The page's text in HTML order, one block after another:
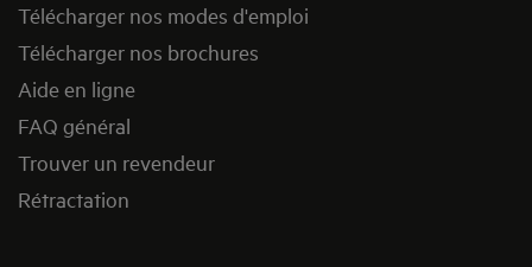
Télécharger nos modes d'emploi
Télécharger nos brochures
Aide en ligne
FAQ général
Trouver un revendeur
Rétractation